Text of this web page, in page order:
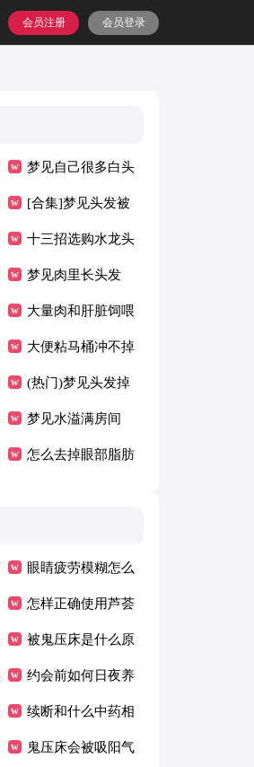
会员登录
会员注册
梦见自己很多白头
发
[合集]梦见头发被
剪了
十三招选购水龙头
梦见肉里长头发
[优秀]
大量肉和肝脏饲喂
狗狗有害
大便粘马桶冲不掉
怎么办
(热门)梦见头发掉
了很多
梦见水溢满房间
怎么去掉眼部脂肪
眼睛疲劳模糊怎么
办
怎样正确使用芦荟
胶祛痘呢
被鬼压床是什么原
因造成的
约会前如何日夜养
肌肤
续断和什么中药相
克
鬼压床会被吸阳气